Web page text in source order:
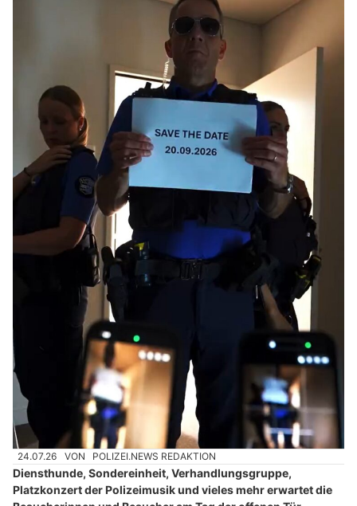
24.07.26 VON POLIZEI.NEWS REDAKTION
Diensthunde, Sondereinheit, Verhandlungsgruppe,
Platzkonzert der Polizeimusik und vieles mehr erwartet die